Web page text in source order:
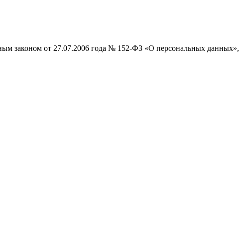
законом от 27.07.2006 года № 152-ФЗ «О персональных данных»,